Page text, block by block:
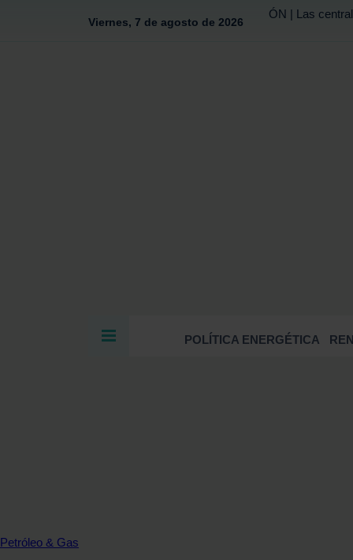
Viernes, 7 de agosto de 2026
ÓN | Las
POLÍTICA ENERGÉTICA
Petróleo & Gas